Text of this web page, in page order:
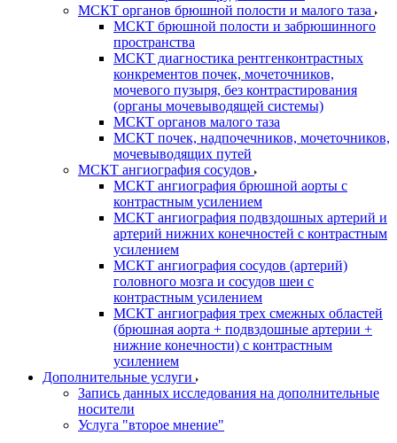
МСКТ органов брюшной полости и малого таза
МСКТ брюшной полости и забрюшинного
пространства
МСКТ диагностика рентгенконтрастных
конкрементов почек, мочеточников,
мочевого пузыря, без контрастирования
(органы мочевыводящей системы)
МСКТ органов малого таза
МСКТ почек, надпочечников, мочеточников,
мочевыводящих путей
МСКТ ангиография сосудов
МСКТ ангиография брюшной аорты с
контрастным усилением
МСКТ ангиография подвздошных артерий и
артерий нижних конечностей с контрастным
усилением
МСКТ ангиография сосудов (артерий)
головного мозга и сосудов шеи с
контрастным усилением
МСКТ ангиография трех смежных областей
(брюшная аорта + подвздошные артерии +
нижние конечности) с контрастным
усилением
Дополнительные услуги
Запись данных исследования на дополнительные
носители
Услуга "второе мнение"